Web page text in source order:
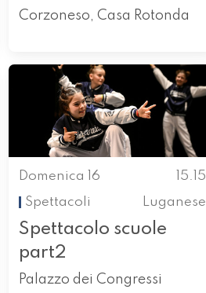
Corzoneso, Casa Rotonda
Domenica 16
15.15
Spettacoli
Luganese
Spettacolo scuole
part2
Palazzo dei Congressi